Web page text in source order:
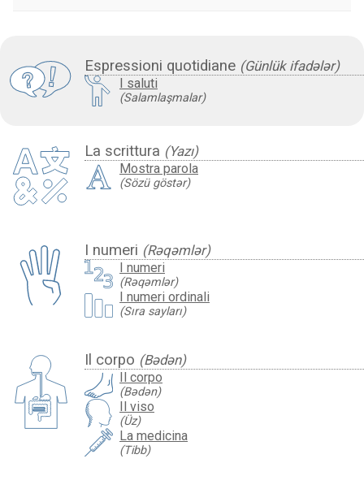
Espressioni quotidiane (Günlük ifadələr)
I saluti
(Salamlaşmalar)
La scrittura (Yazı)
Mostra parola
(Sözü göstər)
I numeri (Rəqəmlər)
I numeri
(Rəqəmlər)
I numeri ordinali
(Sıra sayları)
Il corpo (Bədən)
Il corpo
(Bədən)
Il viso
(Üz)
La medicina
(Tibb)